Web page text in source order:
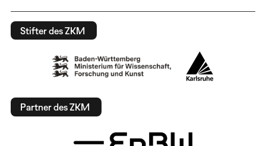
Stifter des ZKM
Partner des ZKM